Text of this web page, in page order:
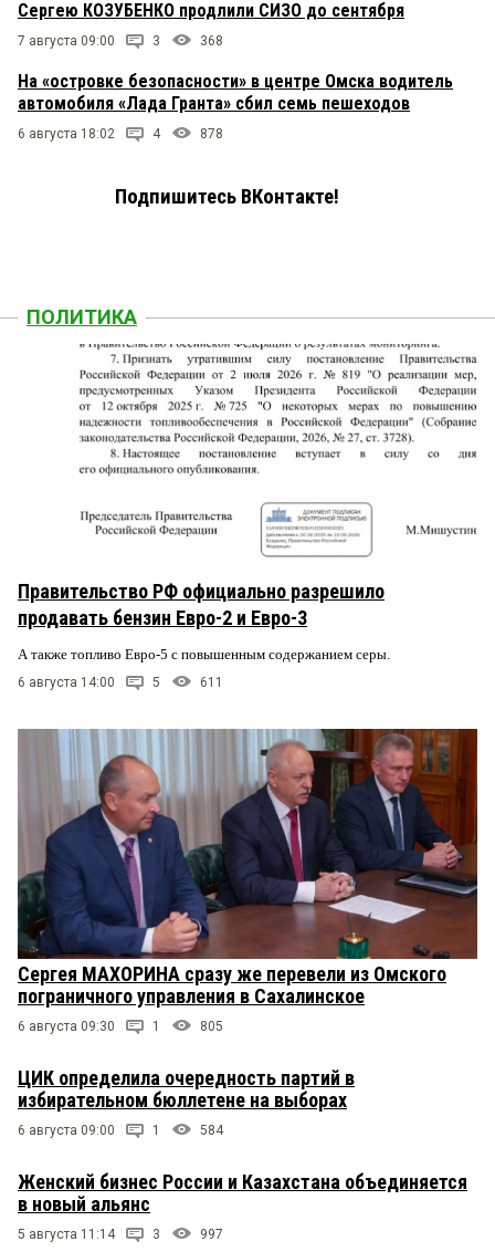
Сергею КОЗУБЕНКО продлили СИЗО до сентября
7 августа 09:00 3 368
На «островке безопасности» в центре Омска водитель
автомобиля «Лада Гранта» сбил семь пешеходов
6 августа 18:02 4 878
Подпишитесь ВКонтакте!
ПОЛИТИКА
Правительство РФ официально разрешило
продавать бензин Евро-2 и Евро-3
А также топливо Евро-5 с повышенным содержанием серы.
6 августа 14:00 5 611
Сергея МАХОРИНА сразу же перевели из Омского
пограничного управления в Сахалинское
6 августа 09:30 1 805
ЦИК определила очередность партий в
избирательном бюллетене на выборах
6 августа 09:00 1 584
Женский бизнес России и Казахстана объединяется
в новый альянс
5 августа 11:14 3 997